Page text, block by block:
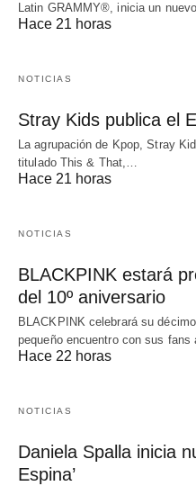
Latin GRAMMY®, inicia un
Hace 21 horas
NOTICIAS
Stray Kids publica el
La agrupación de Kpop, Stray
titulado This & That,…
Hace 21 horas
NOTICIAS
BLACKPINK estará
del 10º aniversario
BLACKPINK celebrará su
pequeño encuentro con sus
Hace 22 horas
NOTICIAS
Daniela Spalla inicia
Espina’